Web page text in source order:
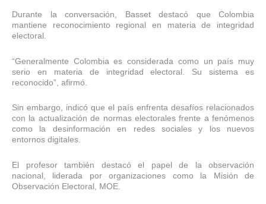
Durante la conversación, Basset destacó que Colombia
mantiene reconocimiento regional en materia de integridad
electoral.
“Generalmente Colombia es considerada como un país muy
serio en materia de integridad electoral. Su sistema es
reconocido”, afirmó.
Sin embargo, indicó que el país enfrenta desafíos relacionados
con la actualización de normas electorales frente a fenómenos
como la desinformación en redes sociales y los nuevos
entornos digitales.
El profesor también destacó el papel de la observación
nacional, liderada por organizaciones como la Misión de
Observación Electoral, MOE.